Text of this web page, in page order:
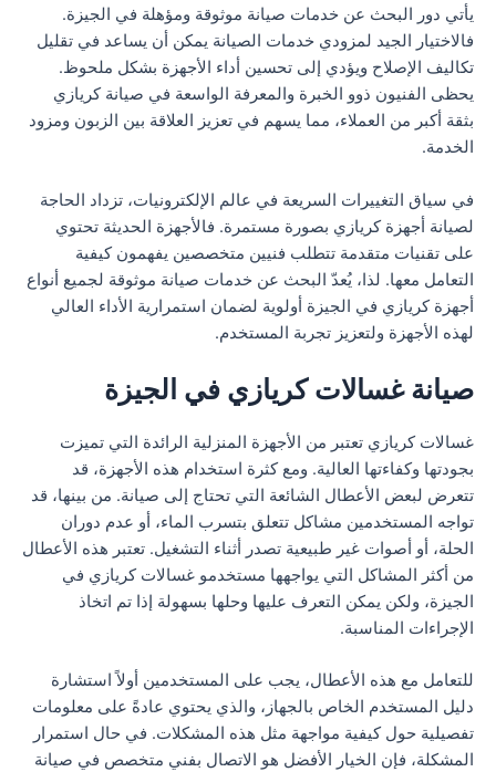
يأتي دور البحث عن خدمات صيانة موثوقة ومؤهلة في الجيزة.
فالاختيار الجيد لمزودي خدمات الصيانة يمكن أن يساعد في تقليل
تكاليف الإصلاح ويؤدي إلى تحسين أداء الأجهزة بشكل ملحوظ.
يحظى الفنيون ذوو الخبرة والمعرفة الواسعة في صيانة كريازي
بثقة أكبر من العملاء، مما يسهم في تعزيز العلاقة بين الزبون ومزود
الخدمة.
في سياق التغييرات السريعة في عالم الإلكترونيات، تزداد الحاجة
لصيانة أجهزة كريازي بصورة مستمرة. فالأجهزة الحديثة تحتوي
على تقنيات متقدمة تتطلب فنيين متخصصين يفهمون كيفية
التعامل معها. لذا، يُعدّ البحث عن خدمات صيانة موثوقة لجميع أنواع
أجهزة كريازي في الجيزة أولوية لضمان استمرارية الأداء العالي
لهذه الأجهزة ولتعزيز تجربة المستخدم.
صيانة غسالات كريازي في الجيزة
غسالات كريازي تعتبر من الأجهزة المنزلية الرائدة التي تميزت
بجودتها وكفاءتها العالية. ومع كثرة استخدام هذه الأجهزة، قد
تتعرض لبعض الأعطال الشائعة التي تحتاج إلى صيانة. من بينها، قد
تواجه المستخدمين مشاكل تتعلق بتسرب الماء، أو عدم دوران
الحلة، أو أصوات غير طبيعية تصدر أثناء التشغيل. تعتبر هذه الأعطال
من أكثر المشاكل التي يواجهها مستخدمو غسالات كريازي في
الجيزة، ولكن يمكن التعرف عليها وحلها بسهولة إذا تم اتخاذ
الإجراءات المناسبة.
للتعامل مع هذه الأعطال، يجب على المستخدمين أولاً استشارة
دليل المستخدم الخاص بالجهاز، والذي يحتوي عادةً على معلومات
تفصيلية حول كيفية مواجهة مثل هذه المشكلات. في حال استمرار
المشكلة، فإن الخيار الأفضل هو الاتصال بفني متخصص في صيانة